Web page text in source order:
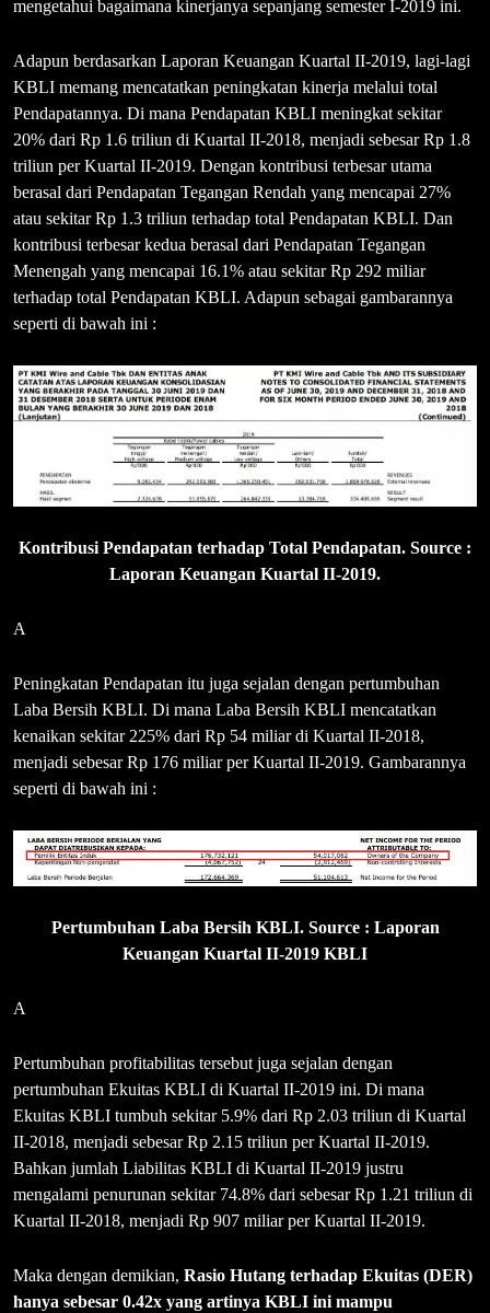
mengetahui bagaimana kinerjanya sepanjang semester I-2019 ini.
Adapun berdasarkan Laporan Keuangan Kuartal II-2019, lagi-lagi
KBLI memang mencatatkan peningkatan kinerja melalui total
Pendapatannya. Di mana Pendapatan KBLI meningkat sekitar
20% dari Rp 1.6 triliun di Kuartal II-2018, menjadi sebesar Rp 1.8
triliun per Kuartal II-2019. Dengan kontribusi terbesar utama
berasal dari Pendapatan Tegangan Rendah yang mencapai 27%
atau sekitar Rp 1.3 triliun terhadap total Pendapatan KBLI. Dan
kontribusi terbesar kedua berasal dari Pendapatan Tegangan
Menengah yang mencapai 16.1% atau sekitar Rp 292 miliar
terhadap total Pendapatan KBLI. Adapun sebagai gambarannya
seperti di bawah ini :
Kontribusi Pendapatan terhadap Total Pendapatan. Source :
Laporan Keuangan Kuartal II-2019.
A
Peningkatan Pendapatan itu juga sejalan dengan pertumbuhan
Laba Bersih KBLI. Di mana Laba Bersih KBLI mencatatkan
kenaikan sekitar 225% dari Rp 54 miliar di Kuartal II-2018,
menjadi sebesar Rp 176 miliar per Kuartal II-2019. Gambarannya
seperti di bawah ini :
Pertumbuhan Laba Bersih KBLI. Source : Laporan
Keuangan Kuartal II-2019 KBLI
A
Pertumbuhan profitabilitas tersebut juga sejalan dengan
pertumbuhan Ekuitas KBLI di Kuartal II-2019 ini. Di mana
Ekuitas KBLI tumbuh sekitar 5.9% dari Rp 2.03 triliun di Kuartal
II-2018, menjadi sebesar Rp 2.15 triliun per Kuartal II-2019.
Bahkan jumlah Liabilitas KBLI di Kuartal II-2019 justru
mengalami penurunan sekitar 74.8% dari sebesar Rp 1.21 triliun di
Kuartal II-2018, menjadi Rp 907 miliar per Kuartal II-2019.
Maka dengan demikian, Rasio Hutang terhadap Ekuitas (DER)
hanya sebesar 0.42x yang artinya KBLI ini mampu